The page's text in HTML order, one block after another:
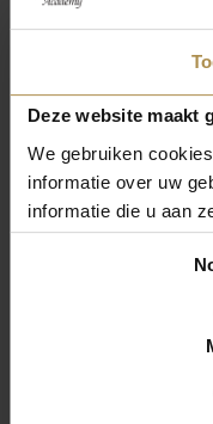
Deze website maakt
We gebruiken
informatie over uw
informatie die u aan